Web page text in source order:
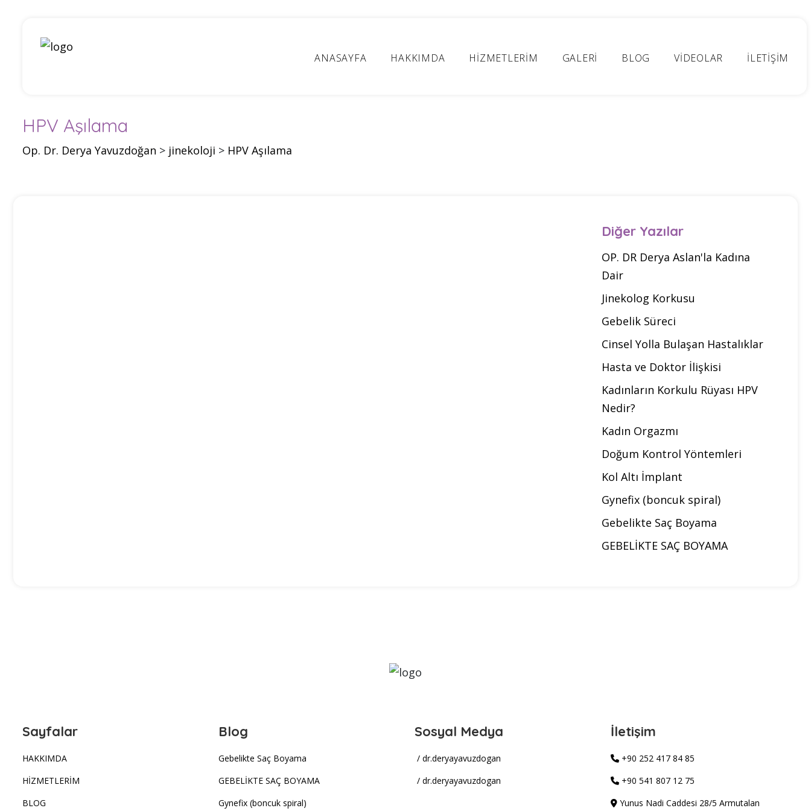
ANASAYFA HAKKIMDA HİZMETLERİM GALERİ BLOG VİDEOLAR İLETİŞİM
HPV Aşılama
Op. Dr. Derya Yavuzdoğan > jinekoloji > HPV Aşılama
Diğer Yazılar
OP. DR Derya Aslan'la Kadına
Dair
Jinekolog Korkusu
Gebelik Süreci
Cinsel Yolla Bulaşan Hastalıklar
Hasta ve Doktor İlişkisi
Kadınların Korkulu Rüyası HPV
Nedir?
Kadın Orgazmı
Doğum Kontrol Yöntemleri
Kol Altı İmplant
Gynefix (boncuk spiral)
Gebelikte Saç Boyama
GEBELİKTE SAÇ BOYAMA
Sayfalar
HAKKIMDA
HİZMETLERİM
BLOG
Blog
Gebelikte Saç Boyama
GEBELİKTE SAÇ BOYAMA
Gynefix (boncuk spiral)
Sosyal Medya
/ dr.deryayavuzdogan
/ dr.deryayavuzdogan
İletişim
+90 252 417 84 85
+90 541 807 12 75
Yunus Nadi Caddesi 28/5 Armutalan